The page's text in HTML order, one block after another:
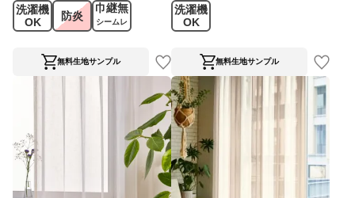
洗濯機
OK
防炎
巾継無
シームレ
ス
無料生地サンプル
洗濯機
OK
無料生地サンプル